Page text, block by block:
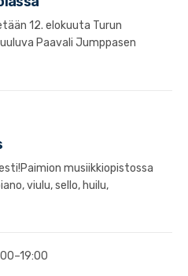
12. elokuuta Turun
Paavali Jumppasen
musiikkiopistossa
viulu, sello, huilu,